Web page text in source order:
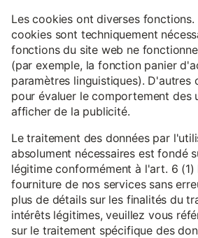
Les cookies ont diverses fonctions.
cookies sont techniquement
fonctions du site web ne
(par exemple, la fonction panier
paramètres linguistiques). D'autres
pour évaluer le comportement des
afficher de la publicité.
Le traitement des données par
absolument nécessaires est fondé
légitime conformément à l'art. 6 (1)
fourniture de nos services sans
plus de détails sur les finalités du
intérêts légitimes, veuillez vous
sur le traitement spécifique des